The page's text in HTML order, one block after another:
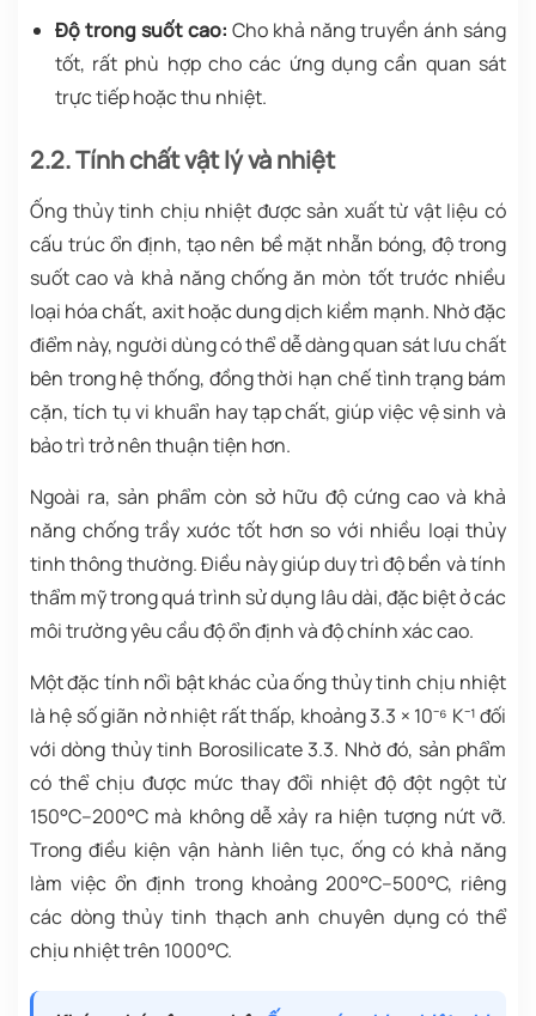
Độ trong suốt cao: Cho khả năng truyền ánh sáng
tốt, rất phù hợp cho các ứng dụng cần quan sát
trực tiếp hoặc thu nhiệt.
2.2. Tính chất vật lý và nhiệt
Ống thủy tinh chịu nhiệt được sản xuất từ vật liệu có
cấu trúc ổn định, tạo nên bề mặt nhẵn bóng, độ trong
suốt cao và khả năng chống ăn mòn tốt trước nhiều
loại hóa chất, axit hoặc dung dịch kiềm mạnh. Nhờ đặc
điểm này, người dùng có thể dễ dàng quan sát lưu chất
bên trong hệ thống, đồng thời hạn chế tình trạng bám
cặn, tích tụ vi khuẩn hay tạp chất, giúp việc vệ sinh và
bảo trì trở nên thuận tiện hơn.
Ngoài ra, sản phẩm còn sở hữu độ cứng cao và khả
năng chống trầy xước tốt hơn so với nhiều loại thủy
tinh thông thường. Điều này giúp duy trì độ bền và tính
thẩm mỹ trong quá trình sử dụng lâu dài, đặc biệt ở các
môi trường yêu cầu độ ổn định và độ chính xác cao.
Một đặc tính nổi bật khác của ống thủy tinh chịu nhiệt
là hệ số giãn nở nhiệt rất thấp, khoảng 3.3 × 10⁻⁶ K⁻¹ đối
với dòng thủy tinh Borosilicate 3.3. Nhờ đó, sản phẩm
có thể chịu được mức thay đổi nhiệt độ đột ngột từ
150°C–200°C mà không dễ xảy ra hiện tượng nứt vỡ.
Trong điều kiện vận hành liên tục, ống có khả năng
làm việc ổn định trong khoảng 200°C–500°C, riêng
các dòng thủy tinh thạch anh chuyên dụng có thể
chịu nhiệt trên 1000°C.